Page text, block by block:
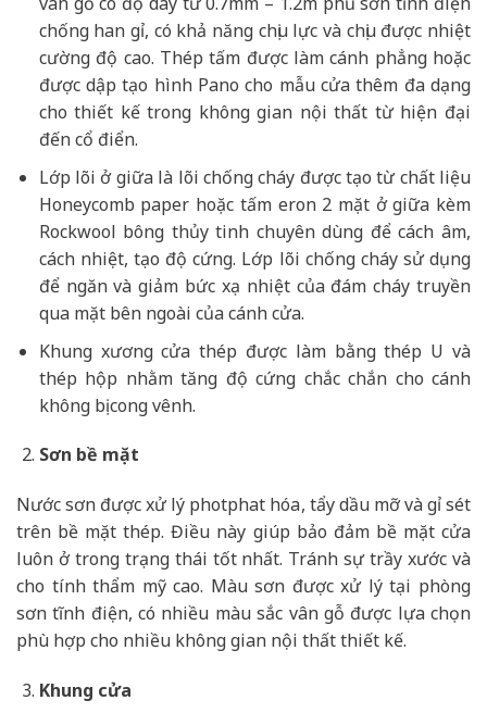
chống han gỉ, có khả năng chịu lực và chịu được nhiệt
cường độ cao. Thép tấm được làm cánh phẳng hoặc
được dập tạo hình Pano cho mẫu cửa thêm đa dạng
cho thiết kế trong không gian nội thất từ hiện đại
đến cổ điển.
Lớp lõi ở giữa là lõi chống cháy được tạo từ chất liệu
Honeycomb paper hoặc tấm eron 2 mặt ở giữa kèm
Rockwool bông thủy tinh chuyên dùng để cách âm,
cách nhiệt, tạo độ cứng. Lớp lõi chống cháy sử dụng
để ngăn và giảm bức xạ nhiệt của đám cháy truyền
qua mặt bên ngoài của cánh cửa.
Khung xương cửa thép được làm bằng thép U và
thép hộp nhằm tăng độ cứng chắc chắn cho cánh
không bị cong vênh.
Sơn bề mặt
Nước sơn được xử lý photphat hóa, tẩy dầu mỡ và gỉ sét
trên bề mặt thép. Điều này giúp bảo đảm bề mặt cửa
luôn ở trong trạng thái tốt nhất. Tránh sự trầy xước và
cho tính thẩm mỹ cao. Màu sơn được xử lý tại phòng
sơn tĩnh điện, có nhiều màu sắc vân gỗ được lựa chọn
phù hợp cho nhiều không gian nội thất thiết kế.
Khung cửa